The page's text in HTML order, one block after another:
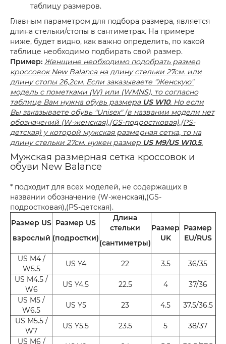
таблицу размеров.
Главным параметром для подбора размера, является
длина стельки/стопы в сантиметрах. На примере
ниже, будет видно, как важно определить, по какой
таблице необходимо подбирать свой размер.
Пример: Женщине необходимо подобрать размер
кроссовок New Balanca на длину стельки 27см. или
длину стопы 26,2см. Если заказываете "Женскую"
модель с пометками (W) или (WMNS), то согласно
таблице Вам нужна обувь размера US W10. Но если
Вы заказываете обувь "Unisex" (в названии модели нет
обозначений (W-женская),(GS-подростковая),(PS-
детская) у которой мужская размерная сетка, то на
длину стельки 27см. нужен размер US M9/US W10.5.
Мужская размерная сетка кроссовок и
обуви New Balance
* подходит для всех моделей, не содержащих в
названии обозначение (W-женская),(GS-
подростковая),(PS-детская).
Размер US
взрослый
Размер US
(подростки)
Длина
стельки
(сантиметры)
Размер
UK
Размер
EU/RUS
US M4 /
W5.5
US Y4 22 3.5
36/35
US M4.5 /
W6
US Y4.5 22.5 4
37/36
US M5 /
W6.5
US Y5 23 4.5
37.5/36.5
US M5.5 /
W7
US Y5.5 23.5 5
38/37
US M6 /